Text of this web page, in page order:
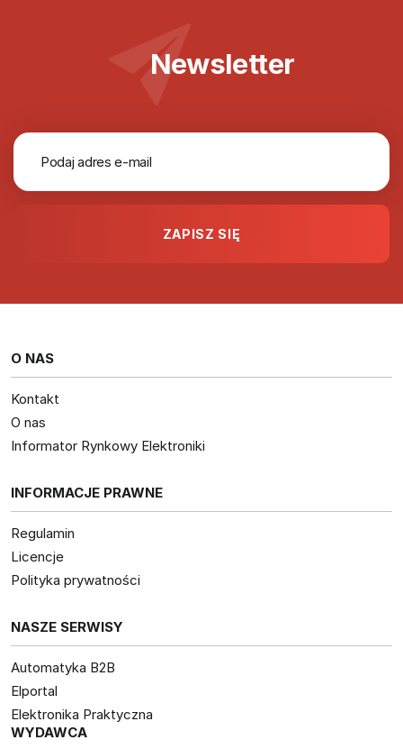
Newsletter
O NAS
Kontakt
O nas
Informator Rynkowy Elektroniki
INFORMACJE PRAWNE
Regulamin
Licencje
Polityka prywatności
NASZE SERWISY
Automatyka B2B
Elportal
Elektronika Praktyczna
WYDAWCA